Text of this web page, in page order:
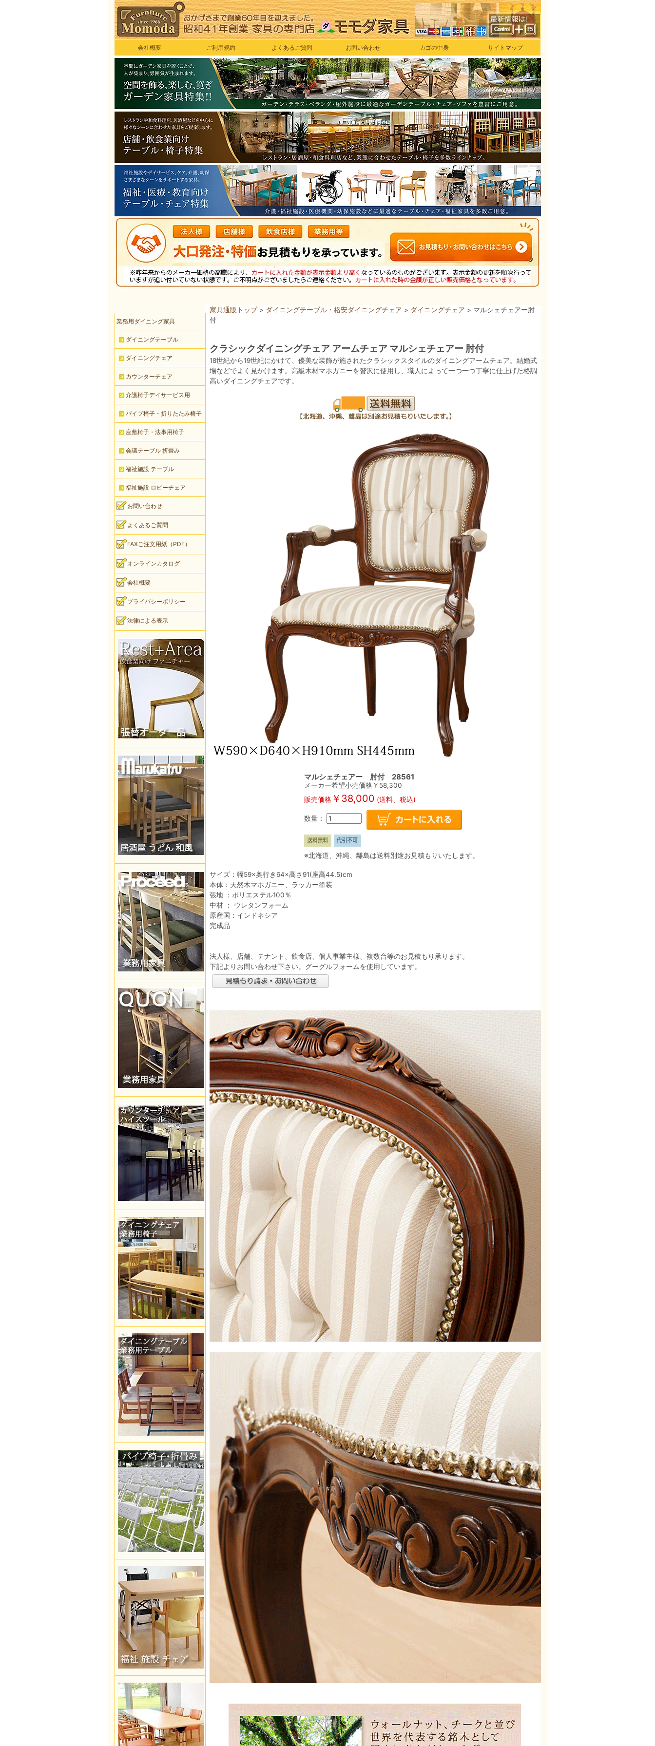
会社概要 ご利用規約 よくあるご質問 お問い合わせ カゴの中身 サイトマップ
家具通販トップ> ダイニングテーブル・格安ダイニングチェア > ダイニングチェア > マルシェチェアー肘
付
クラシックダイニングチェア アームチェア マルシェチェアー 肘付
18世紀から19世紀にかけて、優美な装飾が施されたクラシックスタイルのダイニングアームチェア。結婚式
場などでよく見かけます。高級木材マホガニーを贅沢に使用し、職人によって一つ一つ丁寧に仕上げた格調
高いダイニングチェアです。
マルシェチェアー 肘付 28561
メーカー希望小売価格￥ 58,300
販売価格￥ 38,000 (送料、税込)
数量：
※北海道、沖縄、離島は送料別途お見積もりいたします。
サイズ：幅59×奥行き64×高さ91(座高44.5)cm
本体：天然木マホガニー、ラッカー塗装
張地 ：ポリエステル100％
中材 ： ウレタンフォーム
原産国：インドネシア
完成品
法人様、店舗、テナント、飲食店、個人事業主様、複数台等のお見積もり承ります。
下記よりお問い合わせ下さい。グーグルフォームを使用しています。
業務用ダイニング家具
ダイニングテーブル
ダイニングチェア
カウンターチェア
介護椅子デイサービス用
パイプ椅子・折りたたみ椅子
座敷椅子・法事用椅子
会議テーブル 折畳み
福祉施設 テーブル
福祉施設 ロビーチェア
お問い合わせ
よくあるご質問
FAXご注文用紙（PDF）
オンラインカタログ
会社概要
プライバシーポリシー
法律による表示